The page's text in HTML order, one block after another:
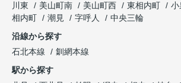
川東
美山町南 美山町西 東相内町 小
相内町
潮見 字呼人
中央三輪
沿線から探す
石北本線
釧網本線
駅から探す